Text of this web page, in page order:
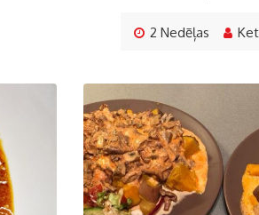
2 Nedēļas